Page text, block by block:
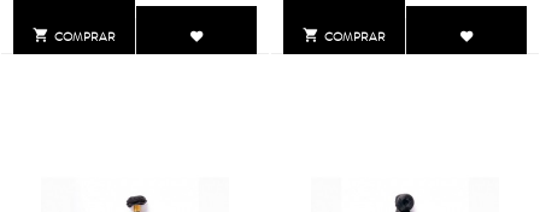
 COMPRAR  COMPRAR